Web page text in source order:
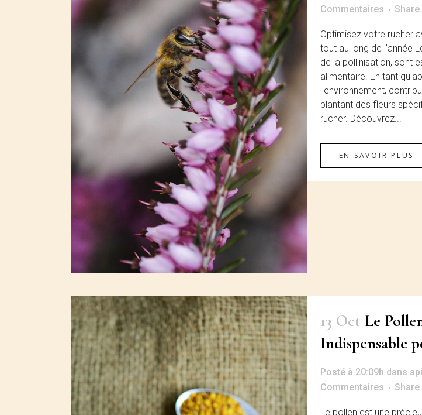
Commentaires
Share
Optimisez votre rucher
tout au long de l'année
de la pollinisation, sont
alimentaire. En tant
l'environnement,
plantant des fleurs
rucher. Découvrez...
EN SAVOIR PLUS
13 Oct Le
Indispensable
Posté à 20:09h dans
Commentaires
Share
Le pollen est une